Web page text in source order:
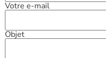
Votre e-mail
Objet